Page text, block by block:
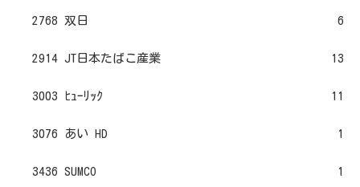
2768 双日 6
2914 JT日本たばこ産業 13
3003 ﾋｭｰﾘｯｸ 11
3076 あい HD 1
3436 SUMCO 1